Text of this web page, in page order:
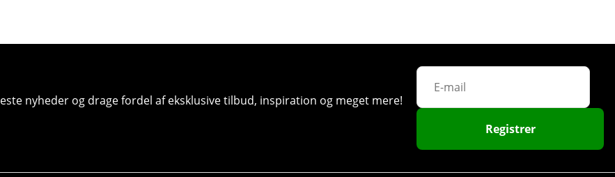
nyheder og drage fordel af eksklusive tilbud, inspiration og meget mere!
Registrer